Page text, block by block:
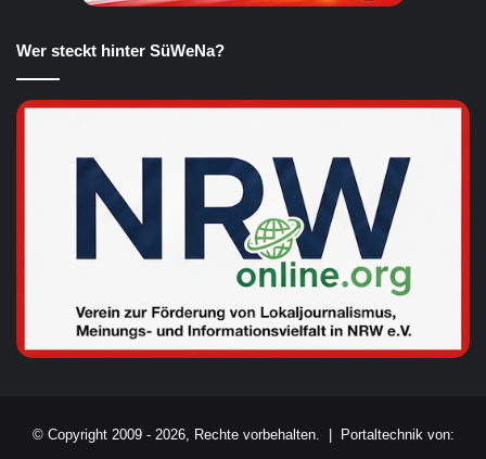
Wer steckt hinter SüWeNa?
© Copyright 2009 - 2026, Rechte vorbehalten. | Portaltechnik von: